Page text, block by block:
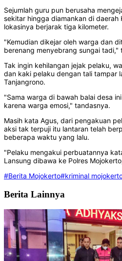
Sejumlah guru pun berusaha
sekitar hingga diamankan di daerah
lokasinya berjarak tiga kilometer.
"Kemudian dikejar oleh warga dan
berenang menyebrang sungai tadi,"
Tak ingin kehilangan jejak pelaku,
dan kaki pelaku dengan tali tampar
Tanjangrono.
"Sama warga di bawah balai desa
karena warga emosi," tandasnya.
Masih kata Agus, dari pengakuan
aksi tak terpuji itu lantaran telah
beberapa waktu yang lalu.
"Pelaku mengakui perbuatannya
Lansung dibawa ke Polres
#Berita Mojokerto#kriminal
Berita Lainnya